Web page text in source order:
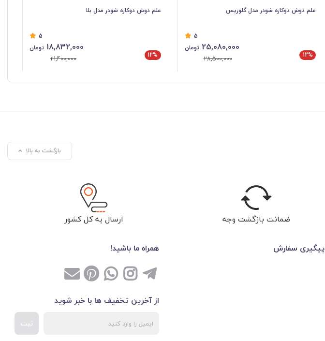
علم دوش دوکاره شودر مدل گلوریس
5
12%
25,080,000 تومان
28,500,000
علم دوش دوکاره شودر مدل بلا
5
12%
18,832,000 تومان
21,400,000
بازگشت به بالا
ضمانت بازگشت وجه ارسال به کل کشور
پیگیری سفارش
همراه ما باشید!
از آخرین تخفیف ها با خبر شوید
ثبت